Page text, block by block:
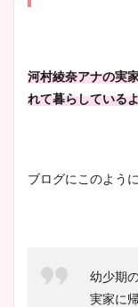
河村綾奈アナの実
れて暮らしている
ブログにこのよう
幼少期
実家に